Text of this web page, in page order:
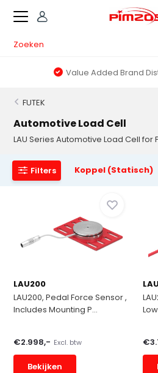
Value Added Brand
FUTEK
Automotive Load Cell
LAU Series Automotive Load Cell
Filters Koppel (Statisch)
LAU200
LAU200, Pedal Force Sensor ,
Includes Mounting P...
€2.998,- Excl. btw
Bekijken